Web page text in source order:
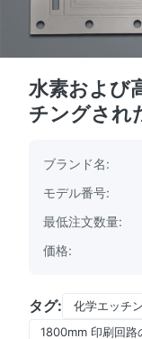
水素および
チングされ
ブランド名:
モデル番号:
最低注文数量:
価格:
タグ:
化学エッチ
1800mm 印刷回路